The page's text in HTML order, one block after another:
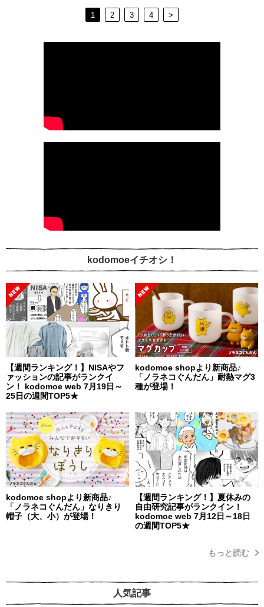
1 2 3 4 >
kodomoeイチオシ！
【週間ランキング！】NISAやフ
ァッションの記事がランクイ
ン！ kodomoe web 7月19日～
25日の週間TOP5★
kodomoe shopより新商品♪
「ノラネコぐんだん」耐熱マグ3
種が登場！
kodomoe shopより新商品♪
「ノラネコぐんだん」なりきり
帽子（大、小）が登場！
【週間ランキング！】夏休みの
自由研究記事がランクイン！
kodomoe web 7月12日～18日
の週間TOP5★
もっと読む
人気記事